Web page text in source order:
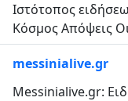
Ιστότοπος
Κόσμος Απόψεις
messinialive.gr
Messinialive.gr: